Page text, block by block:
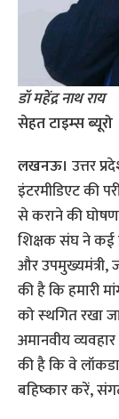
डॉ महेंद्र नाथ राय
सेहत टाइम्‍स ब्‍यूरो
लखनऊ। उत्तर
इंटरमीडिएट की
से कराने की
शिक्षक संघ ने कई
और उपमुख्यमंत्री,
की है कि हमारी
को स्‍थगित रखा
अमानवीय
की है कि वे
बहिष्‍कार करें,